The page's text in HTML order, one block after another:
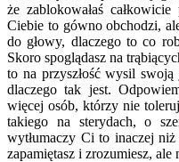
że zablokowałaś
Ciebie to gówno obchodzi,
do głowy, dlaczego to co
Skoro spoglądasz na
to na przyszłość wysil
dlaczego tak jest.
więcej osób, którzy nie
takiego na sterydach, o
wytłumaczy Ci to inaczej
zapamiętasz i zrozumiesz,